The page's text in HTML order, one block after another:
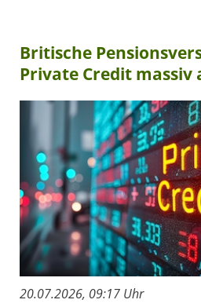
Britische
Private Credit massiv
20.07.2026, 09:17 Uhr